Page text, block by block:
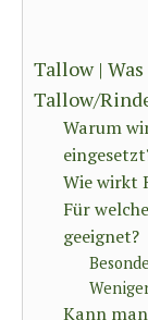
Tallow |
Tallow/
Warum
Wie wirkt
Für
geeignet?
Kann